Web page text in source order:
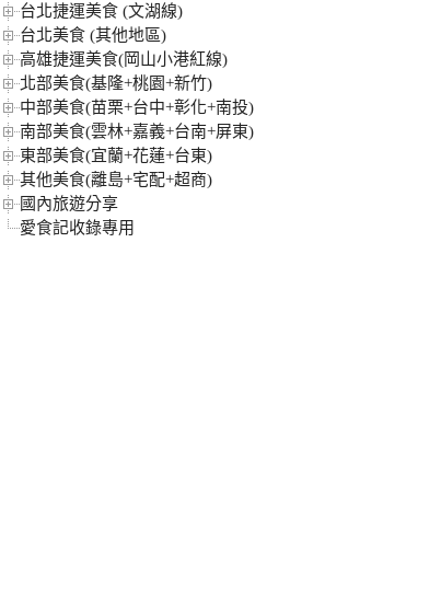
台北捷運美食 (文湖線)
台北美食 (其他地區)
高雄捷運美食(岡山小港紅線)
北部美食(基隆+桃園+新竹)
中部美食(苗栗+台中+彰化+南投)
南部美食(雲林+嘉義+台南+屏東)
東部美食(宜蘭+花蓮+台東)
其他美食(離島+宅配+超商)
國內旅遊分享
愛食記收錄專用